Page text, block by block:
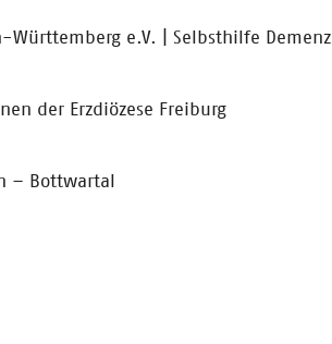
Württemberg e.V. | Selbsthilfe Demenz
der Erzdiözese Freiburg
– Bottwartal